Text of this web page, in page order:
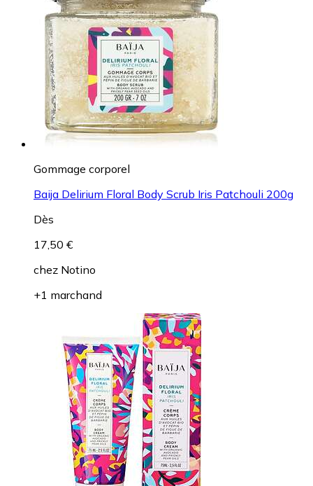
Gommage corporel
Baija Delirium Floral Body Scrub Iris Patchouli 200g
Dès
17,50 €
chez Notino
+1 marchand